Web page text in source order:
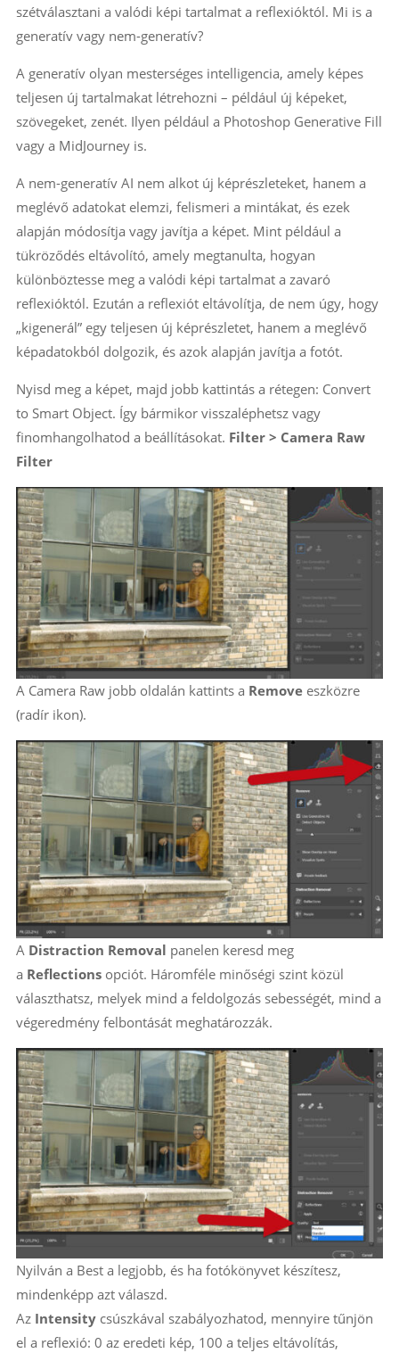
szétválasztani a valódi képi tartalmat a reflexióktól. Mi is a
generatív vagy nem-generatív?
A generatív olyan mesterséges intelligencia, amely képes
teljesen új tartalmakat létrehozni – például új képeket,
szövegeket, zenét. Ilyen például a Photoshop Generative Fill
vagy a MidJourney is.
A nem-generatív AI nem alkot új képrészleteket, hanem a
meglévő adatokat elemzi, felismeri a mintákat, és ezek
alapján módosítja vagy javítja a képet. Mint például a
tükröződés eltávolító, amely megtanulta, hogyan
különböztesse meg a valódi képi tartalmat a zavaró
reflexióktól. Ezután a reflexiót eltávolítja, de nem úgy, hogy
„kigenerál” egy teljesen új képrészletet, hanem a meglévő
képadatokból dolgozik, és azok alapján javítja a fotót.
Nyisd meg a képet, majd jobb kattintás a rétegen: Convert
to Smart Object. Így bármikor visszaléphetsz vagy
finomhangolhatod a beállításokat. Filter > Camera Raw
Filter
A Camera Raw jobb oldalán kattints a Removeeszközre
(radír ikon).
A Distraction Removal panelen keresd meg
a Reflectionsopciót. Háromféle minőségi szint közül
választhatsz, melyek mind a feldolgozás sebességét, mind a
végeredmény felbontását meghatározzák.
Nyilván a Best a legjobb, és ha fotókönyvet készítesz,
mindenképp azt válaszd.
Az Intensitycsúszkával szabályozhatod, mennyire tűnjön
el a reflexió: 0 az eredeti kép, 100 a teljes eltávolítás,